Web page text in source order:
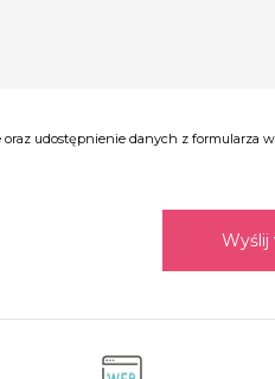
udostępnienie danych z formularza
Wyślij